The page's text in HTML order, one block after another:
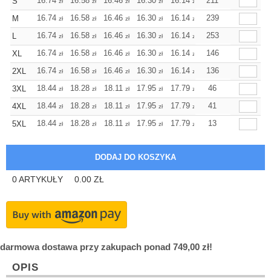
M
16.74 zł 16.58 zł 16.46 zł 16.30 zł 16.14 zł 16.14
239
L
16.74 zł 16.58 zł 16.46 zł 16.30 zł 16.14 zł 16.14
253
XL
16.74 zł 16.58 zł 16.46 zł 16.30 zł 16.14 zł 16.14
146
2XL
16.74 zł 16.58 zł 16.46 zł 16.30 zł 16.14 zł 16.14
136
3XL
18.44 zł 18.28 zł 18.11 zł 17.95 zł 17.79 zł 17.79
46
4XL
18.44 zł 18.28 zł 18.11 zł 17.95 zł 17.79 zł 17.79
41
5XL
18.44 zł 18.28 zł 18.11 zł 17.95 zł 17.79 zł 17.79
13
0ARTYKUŁY 0.00 ZŁ
darmowa dostawa przy zakupach ponad 749,00 zł!
OPIS